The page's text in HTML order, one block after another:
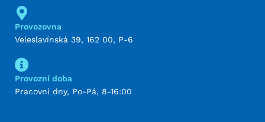
Provozovna
Veleslavínská 39, 162 00, P-6
Provozní doba
Pracovní dny, Po-Pá, 8-16:00